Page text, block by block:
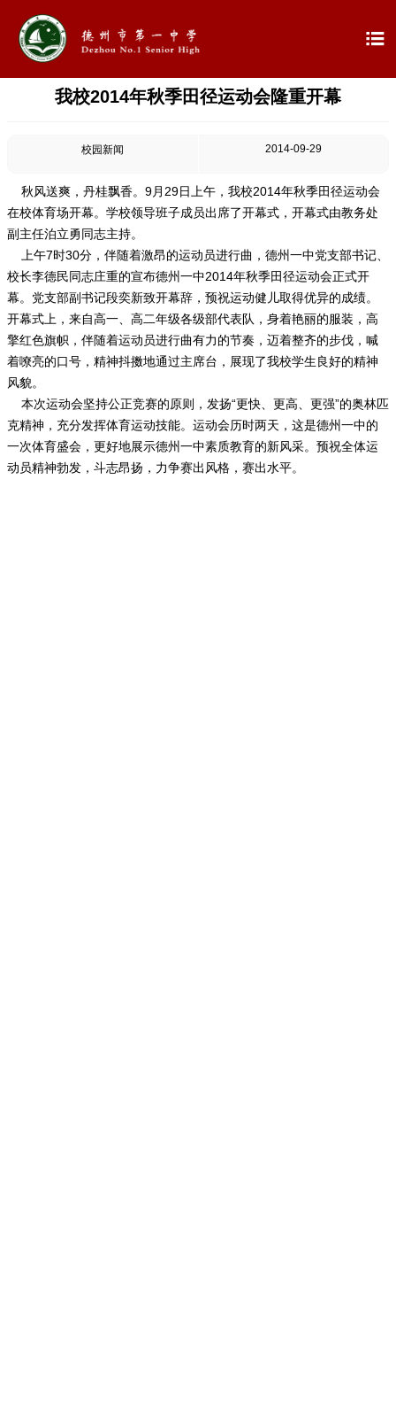

我校2014年秋季田径运动会隆重开幕
校园新闻 2014-09-29
秋风送爽，丹桂飘香。9月29日上午，我校2014年秋季田径运动会
在校体育场开幕。学校领导班子成员出席了开幕式，开幕式由教务处
副主任泊立勇同志主持。
上午7时30分，伴随着激昂的运动员进行曲，德州一中党支部书记、
校长李德民同志庄重的宣布德州一中2014年秋季田径运动会正式开
幕。党支部副书记段奕新致开幕辞，预祝运动健儿取得优异的成绩。
开幕式上，来自高一、高二年级各级部代表队，身着艳丽的服装，高
擎红色旗帜，伴随着运动员进行曲有力的节奏，迈着整齐的步伐，喊
着嘹亮的口号，精神抖擞地通过主席台，展现了我校学生良好的精神
风貌。
本次运动会坚持公正竞赛的原则，发扬“更快、更高、更强”的奥林匹
克精神，充分发挥体育运动技能。运动会历时两天，这是德州一中的
一次体育盛会，更好地展示德州一中素质教育的新风采。预祝全体运
动员精神勃发，斗志昂扬，力争赛出风格，赛出水平。
首页
学校概况
 信息公开
 教学教研
 最新公告
 校园新闻
 科学技术实验校